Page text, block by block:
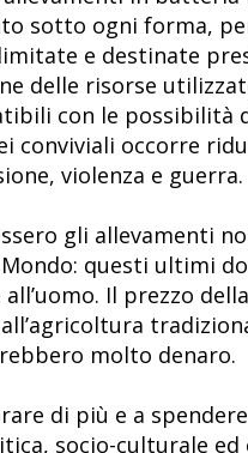
sotto ogni forma,
e destinate
delle risorse
con le possibilità
conviviali occorre
violenza e guerra.
gli allevamenti
questi ultimi
Il prezzo
molto denaro.
di più e a
socio-culturale